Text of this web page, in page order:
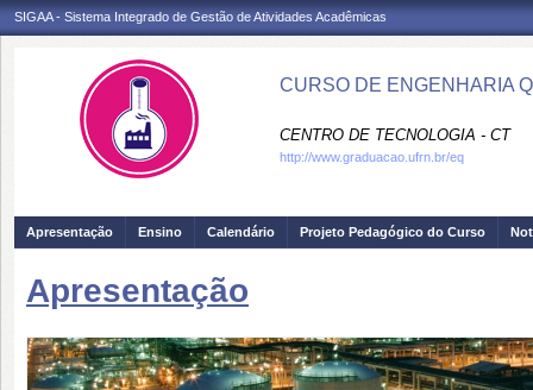
SIGAA - Sistema Integrado de Gestão de Atividades Acadêmicas
CURSO DE ENGENHARIA
CENTRO DE TECNOLOGIA - CT
http://www.graduacao.ufrn.br/eq
Apresentação Ensino Calendário Projeto Pedagógico do Curso
Apresentação